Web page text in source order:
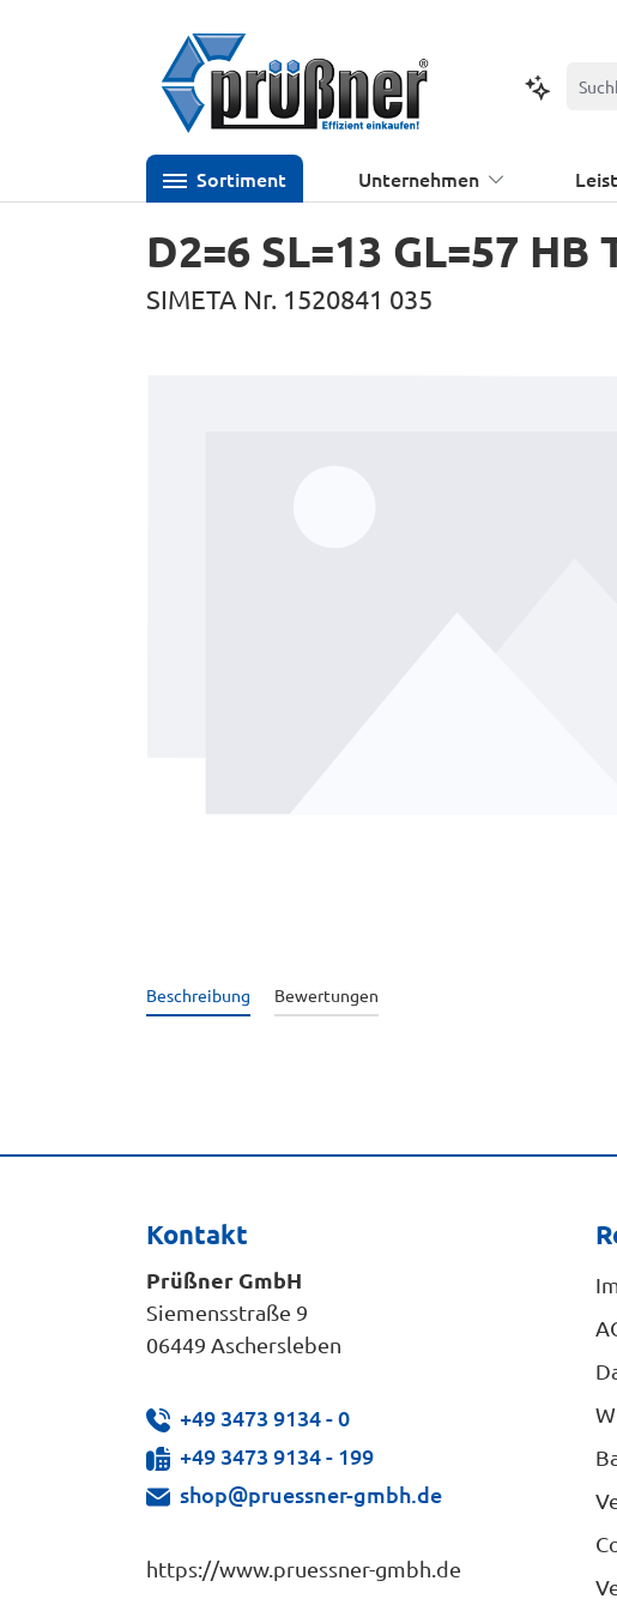
Sortiment Unternehmen
D2=6 SL=13 GL=57
SIMETA Nr. 1520841 035
Beschreibung Bewertungen
Kontakt
Prüßner GmbH
Siemensstraße 9
06449 Aschersleben
+49 3473 9134 - 0
+49 3473 9134 - 199
shop@pruessner-gmbh.de
https://www.pruessner-gmbh.de